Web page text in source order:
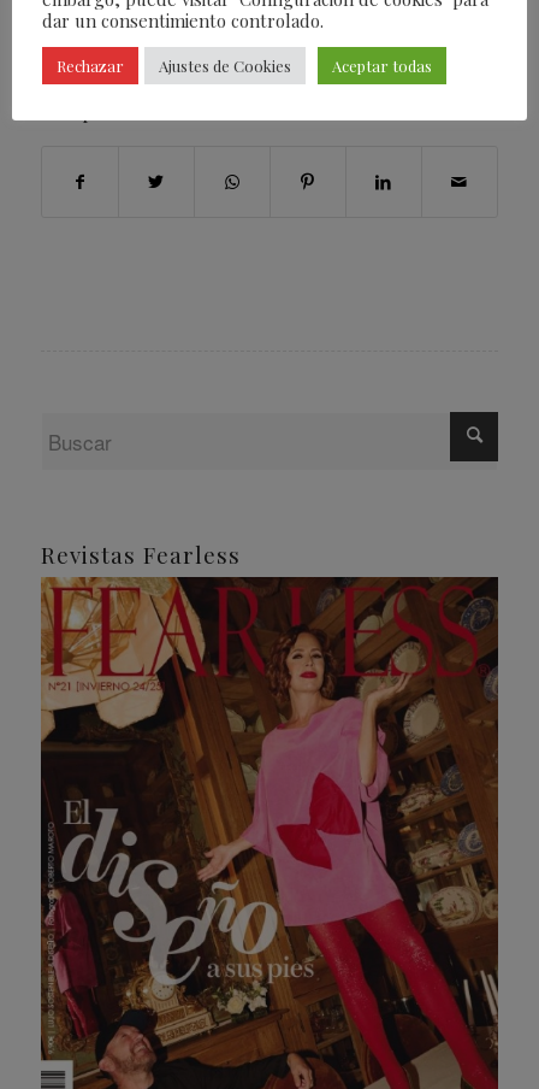
ETIQUETAS: RELOJ,TAG HEUHER
Revistas Fearless
dar un consentimiento controlado.
Rechazar Ajustes de Cookies Aceptar todas